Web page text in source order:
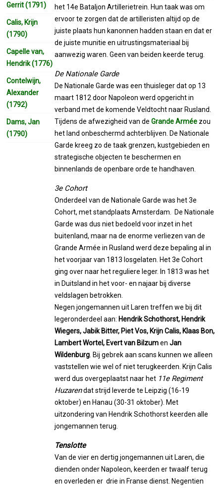
het 14e Bataljon Artillerietrein. Hun taak was om
ervoor te zorgen dat de artilleristen altijd op de
juiste plaats hun kanonnen hadden staan en dat er
de juiste munitie en uitrustingsmateriaal bij
aanwezig waren. Geen van beiden keerde terug.
De Nationale Garde
De Nationale Garde was een thuisleger dat op 13
maart 1812 door Napoleon werd opgericht in
verband met de komende Veldtocht naar Rusland.
Tijdens de afwezigheid van deGrande Armée zou
het land onbeschermd achterblijven. De Nationale
Garde kreeg zo de taak grenzen, kustgebieden en
strategische objecten te beschermen en
binnenlands de openbare orde te handhaven.
3e Cohort
Onderdeel van de Nationale Garde was het 3e
Cohort, met standplaats Amsterdam. De Nationale
Garde was dus niet bedoeld voor inzet in het
buitenland, maar na de enorme verliezen van de
Grande Armée in Rusland werd deze bepaling al in
het voorjaar van 1813 losgelaten. Het 3e Cohort
ging over naar het reguliere leger. In 1813 was het
in Duitsland in het voor- en najaar bij diverse
veldslagen betrokken.
Negen jongemannen uit Laren treffen we bij dit
legeronderdeel aan: Hendrik Schothorst, Hendrik
Wiegers, Jabik Bitter, Piet Vos, Krijn Calis, Klaas Bon,
Lambert Wortel, Evert van BilzumenJan
Wildenburg . Bij gebrek aan scans kunnen we alleen
vaststellen wie wel of niet terugkeerden. Krijn Calis
werd dus overgeplaatst naar het 11e Regiment
Huzarendat strijd leverde te Leipzig (16-19
oktober) en Hanau (30-31 oktober). Met
uitzondering van Hendrik Schothorst keerden alle
jongemannen terug.
Tenslotte
Van de vier en dertig jongemannen uit Laren, die
dienden onder Napoleon, keerden er twaalf terug
en overleden er drie in Franse dienst. Negentien
Gerrit (1791)
Calis, Krijn
(1790)
Capelle van,
Hendrik (1776)
Contelwijn,
Alexander
(1792)
Dams, Jan
(1790)